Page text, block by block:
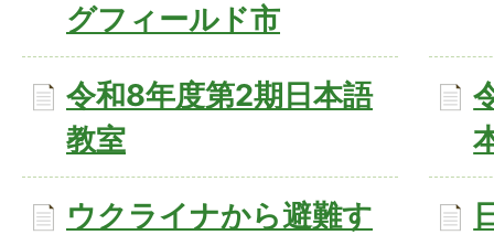
グフィールド市
令和8年度第2期日本語
教室
ウクライナから避難す